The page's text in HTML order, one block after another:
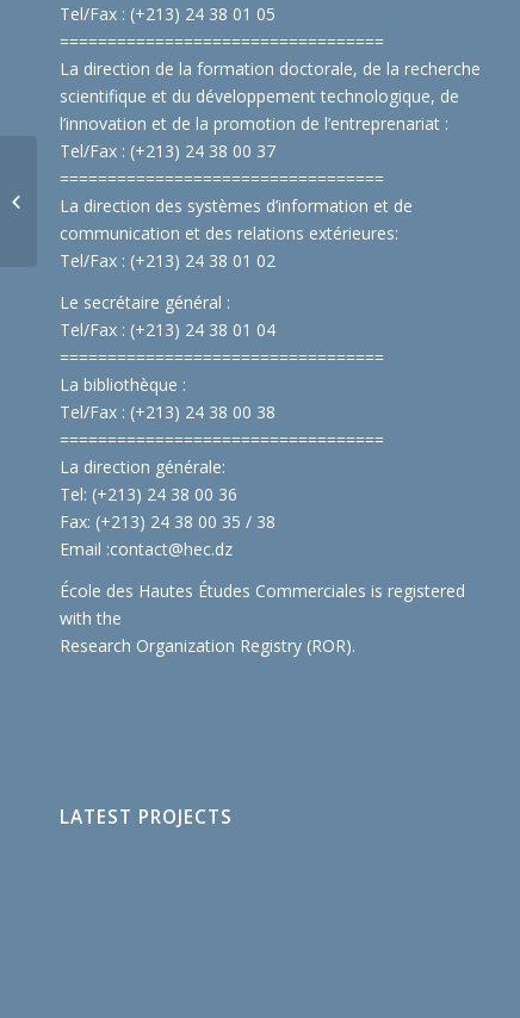
Tel/Fax : (+213) 24 38 01 05
==================================
La direction de la formation doctorale, de la recherche
scientifique et du développement technologique, de
l’innovation et de la promotion de l’entreprenariat :
Tel/Fax : (+213) 24 38 00 37
==================================
La direction des systèmes d’information et de
communication et des relations extérieures:
Tel/Fax : (+213) 24 38 01 02
Le secrétaire général :
Tel/Fax : (+213) 24 38 01 04
==================================
La bibliothèque :
Tel/Fax : (+213) 24 38 00 38
==================================
La direction générale:
Tel: (+213) 24 38 00 36
Fax: (+213) 24 38 00 35 / 38
Email :contact@hec.dz
École des Hautes Études Commerciales is registered
with the
Research Organization Registry (ROR).
LATEST PROJECTS
Résultats de l’examen
examen d’entrée
profe...